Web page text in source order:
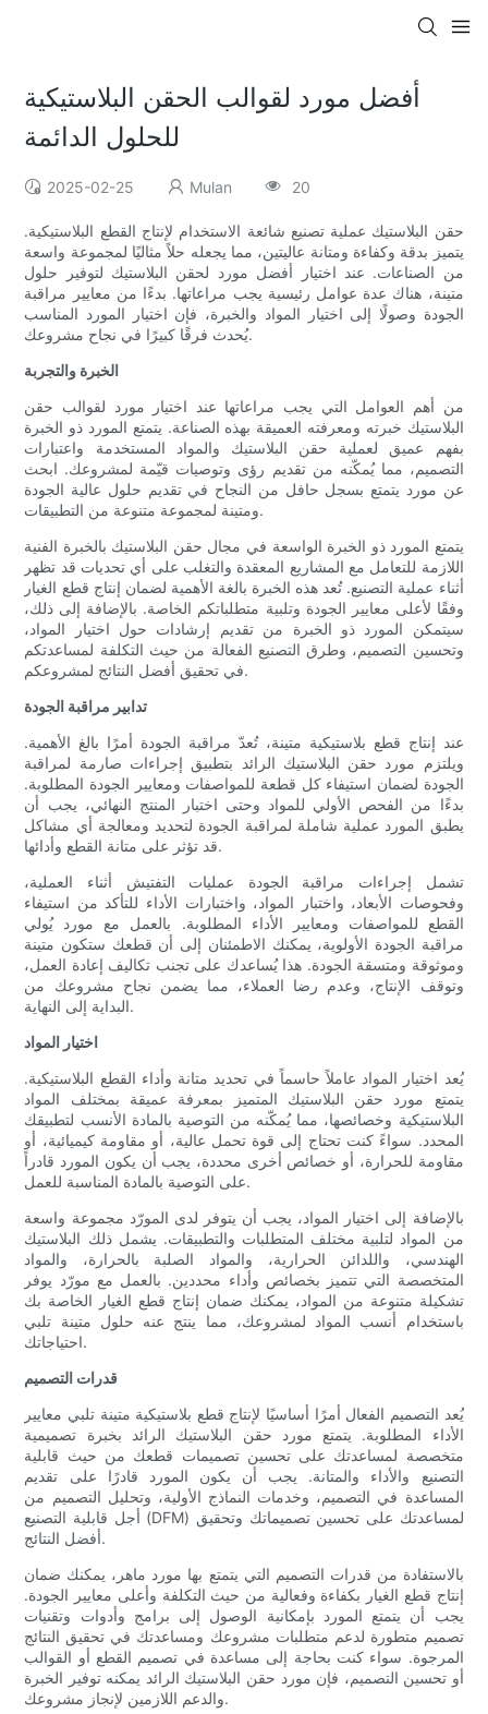
أفضل مورد لقوالب الحقن البلاستيكية
للحلول الدائمة
2025-02-25 Mulan 20
حقن البلاستيك عملية تصنيع شائعة الاستخدام لإنتاج القطع البلاستيكية.
يتميز بدقة وكفاءة ومتانة عاليتين، مما يجعله حلاً مثاليًا لمجموعة واسعة
من الصناعات. عند اختيار أفضل مورد لحقن البلاستيك لتوفير حلول
متينة، هناك عدة عوامل رئيسية يجب مراعاتها. بدءًا من معايير مراقبة
الجودة وصولًا إلى اختيار المواد والخبرة، فإن اختيار المورد المناسب
يُحدث فرقًا كبيرًا في نجاح مشروعك.
الخبرة والتجربة
من أهم العوامل التي يجب مراعاتها عند اختيار مورد لقوالب حقن
البلاستيك خبرته ومعرفته العميقة بهذه الصناعة. يتمتع المورد ذو الخبرة
بفهم عميق لعملية حقن البلاستيك والمواد المستخدمة واعتبارات
التصميم، مما يُمكّنه من تقديم رؤى وتوصيات قيّمة لمشروعك. ابحث
عن مورد يتمتع بسجل حافل من النجاح في تقديم حلول عالية الجودة
ومتينة لمجموعة متنوعة من التطبيقات.
يتمتع المورد ذو الخبرة الواسعة في مجال حقن البلاستيك بالخبرة الفنية
اللازمة للتعامل مع المشاريع المعقدة والتغلب على أي تحديات قد تظهر
أثناء عملية التصنيع. تُعد هذه الخبرة بالغة الأهمية لضمان إنتاج قطع الغيار
وفقًا لأعلى معايير الجودة وتلبية متطلباتكم الخاصة. بالإضافة إلى ذلك،
سيتمكن المورد ذو الخبرة من تقديم إرشادات حول اختيار المواد،
وتحسين التصميم، وطرق التصنيع الفعالة من حيث التكلفة لمساعدتكم
في تحقيق أفضل النتائج لمشروعكم.
تدابير مراقبة الجودة
عند إنتاج قطع بلاستيكية متينة، تُعدّ مراقبة الجودة أمرًا بالغ الأهمية.
ويلتزم مورد حقن البلاستيك الرائد بتطبيق إجراءات صارمة لمراقبة
الجودة لضمان استيفاء كل قطعة للمواصفات ومعايير الجودة المطلوبة.
بدءًا من الفحص الأولي للمواد وحتى اختبار المنتج النهائي، يجب أن
يطبق المورد عملية شاملة لمراقبة الجودة لتحديد ومعالجة أي مشاكل
قد تؤثر على متانة القطع وأدائها.
تشمل إجراءات مراقبة الجودة عمليات التفتيش أثناء العملية،
وفحوصات الأبعاد، واختبار المواد، واختبارات الأداء للتأكد من استيفاء
القطع للمواصفات ومعايير الأداء المطلوبة. بالعمل مع مورد يُولي
مراقبة الجودة الأولوية، يمكنك الاطمئنان إلى أن قطعك ستكون متينة
وموثوقة ومتسقة الجودة. هذا يُساعدك على تجنب تكاليف إعادة العمل،
وتوقف الإنتاج، وعدم رضا العملاء، مما يضمن نجاح مشروعك من
البداية إلى النهاية.
اختيار المواد
يُعد اختيار المواد عاملاً حاسماً في تحديد متانة وأداء القطع البلاستيكية.
يتمتع مورد حقن البلاستيك المتميز بمعرفة عميقة بمختلف المواد
البلاستيكية وخصائصها، مما يُمكّنه من التوصية بالمادة الأنسب لتطبيقك
المحدد. سواءً كنت تحتاج إلى قوة تحمل عالية، أو مقاومة كيميائية، أو
مقاومة للحرارة، أو خصائص أخرى محددة، يجب أن يكون المورد قادراً
على التوصية بالمادة المناسبة للعمل.
بالإضافة إلى اختيار المواد، يجب أن يتوفر لدى المورّد مجموعة واسعة
من المواد لتلبية مختلف المتطلبات والتطبيقات. يشمل ذلك البلاستيك
الهندسي، واللدائن الحرارية، والمواد الصلبة بالحرارة، والمواد
المتخصصة التي تتميز بخصائص وأداء محددين. بالعمل مع مورّد يوفر
تشكيلة متنوعة من المواد، يمكنك ضمان إنتاج قطع الغيار الخاصة بك
باستخدام أنسب المواد لمشروعك، مما ينتج عنه حلول متينة تلبي
احتياجاتك.
قدرات التصميم
يُعد التصميم الفعال أمرًا أساسيًا لإنتاج قطع بلاستيكية متينة تلبي معايير
الأداء المطلوبة. يتمتع مورد حقن البلاستيك الرائد بخبرة تصميمية
متخصصة لمساعدتك على تحسين تصميمات قطعك من حيث قابلية
التصنيع والأداء والمتانة. يجب أن يكون المورد قادرًا على تقديم
المساعدة في التصميم، وخدمات النماذج الأولية، وتحليل التصميم من
أجل قابلية التصنيع (DFM) لمساعدتك على تحسين تصميماتك وتحقيق
أفضل النتائج.
بالاستفادة من قدرات التصميم التي يتمتع بها مورد ماهر، يمكنك ضمان
إنتاج قطع الغيار بكفاءة وفعالية من حيث التكلفة وأعلى معايير الجودة.
يجب أن يتمتع المورد بإمكانية الوصول إلى برامج وأدوات وتقنيات
تصميم متطورة لدعم متطلبات مشروعك ومساعدتك في تحقيق النتائج
المرجوة. سواء كنت بحاجة إلى مساعدة في تصميم القطع أو القوالب
أو تحسين التصميم، فإن مورد حقن البلاستيك الرائد يمكنه توفير الخبرة
والدعم اللازمين لإنجاز مشروعك.